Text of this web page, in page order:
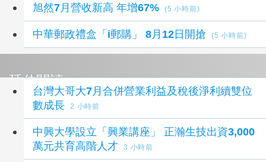
旭然7月營收新高 年增67% (5 小時前)
中華郵政禮盒「i郵購」 8月12日開搶 (5 小時前)
延伸閱讀
台灣大哥大7月合併營業利益及稅後淨利續雙位
數成長
2 小時前
中興大學設立「興業講座」 正瀚生技出資3,000
萬元共育高階人才
3 小時前